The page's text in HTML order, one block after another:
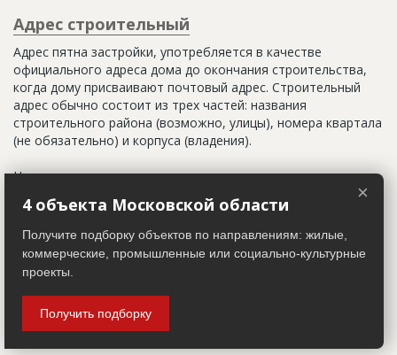
Адрес строительный
Адрес пятна застройки, употребляется в качестве
официального адреса дома до окончания строительства,
когда дому присваивают почтовый адрес. Строительный
адрес обычно состоит из трех частей: названия
строительного района (возможно, улицы), номера квартала
(не обязательно) и корпуса (владения).
Настоящим строительным адресом можно считать адрес,
указанный в правоустанавливающих документах. Иногда
строительные организации делают свои добавления
(например, вторая очередь). В официальных документах
должен присутствовать официальный строительный адрес,
а все остальное - это уточнения типа "шестикомнатная
квартира с большой кладовой", которые годятся только
для переговоров.
Цикл строительства
×
4 объекта Московской области
Получите подборку объектов по направлениям: жилые,
коммерческие, промышленные или социально-культурные
проекты.
Получить подборку